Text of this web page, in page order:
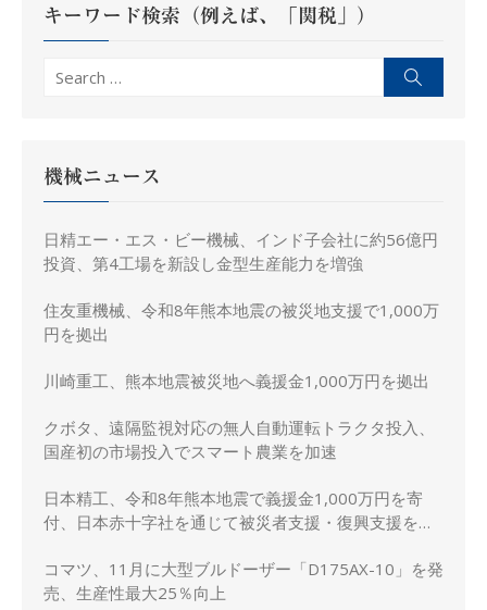
ン
キーワード検索（例えば、「関税」）
Search
機械ニュース
日精エー・エス・ビー機械、インド子会社に約56億円
投資、第4工場を新設し金型生産能力を増強
住友重機械、令和8年熊本地震の被災地支援で1,000万
円を拠出
川崎重工、熊本地震被災地へ義援金1,000万円を拠出
クボタ、遠隔監視対応の無人自動運転トラクタ投入、
国産初の市場投入でスマート農業を加速
日本精工、令和8年熊本地震で義援金1,000万円を寄
付、日本赤十字社を通じて被災者支援・復興支援を実
コマツ、11月に大型ブルドーザー「D175AX-10」を発
売、生産性最大25％向上